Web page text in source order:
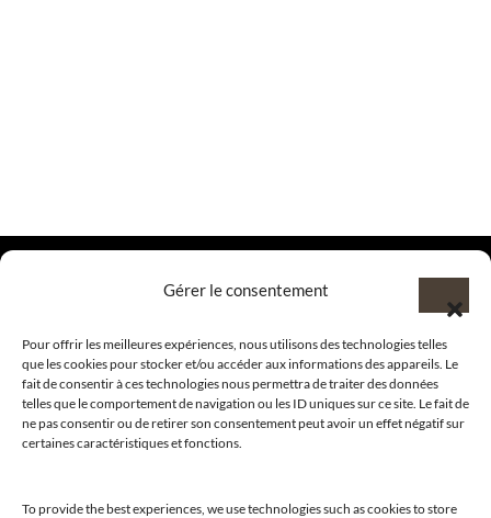
Gérer le consentement
Pour offrir les meilleures expériences, nous utilisons des technologies telles
que les cookies pour stocker et/ou accéder aux informations des appareils. Le
fait de consentir à ces technologies nous permettra de traiter des données
telles que le comportement de navigation ou les ID uniques sur ce site. Le fait de
ne pas consentir ou de retirer son consentement peut avoir un effet négatif sur
certaines caractéristiques et fonctions.
To provide the best experiences, we use technologies such as cookies to store
@clubamilcar
LUXURY SELECTIONS BY CLUB AMILCAR